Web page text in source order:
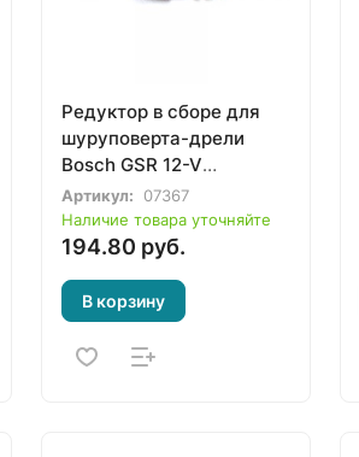
Редуктор в сборе для
шуруповерта-дрели
Bosch GSR 12-V
(3601J95500,
2609199343)
Артикул:
07367
Наличие товара уточняйте
194.80 руб.
В корзину